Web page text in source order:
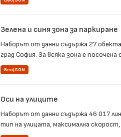
Зелена и синя зона за паркиране
Наборът от данни съдържа 27
град София. За всяка зона е посочена
GeoJSON
Оси на улиците
Наборът от данни съдържа 46 017
тип на улицата, максимална скорост,